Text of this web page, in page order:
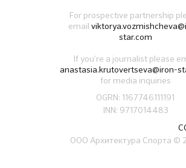
For prospective partnership
email
star.com
If you’re a journalist please
anastasia.krutovertseva@iron-
for media inquiries
OGRN: 1167746111191
INN: 9717014483
ООО Архитектура Спорта ©